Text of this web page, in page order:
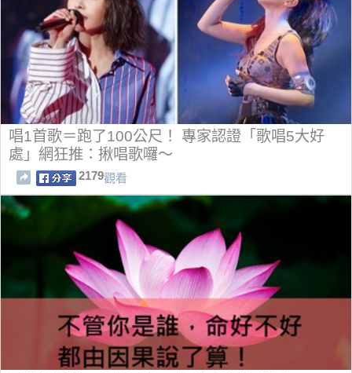
唱1首歌＝跑了100公尺！ 專家認證「歌唱5大好
處」網狂推：揪唱歌囉～
2179觀看